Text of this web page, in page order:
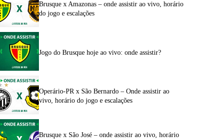
Brusque x Amazonas – onde assistir ao vivo, horário
do jogo e escalações
Jogo do Brusque hoje ao vivo: onde assistir?
Operário-PR x São Bernardo – Onde assistir ao
vivo, horário do jogo e escalações
Brusque x São José – onde assistir ao vivo, horário